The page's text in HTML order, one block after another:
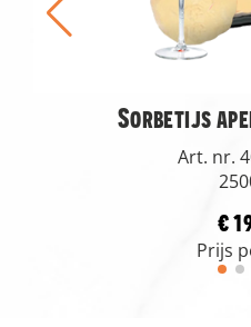
Sorbetijs
Art. nr.
€
Prijs